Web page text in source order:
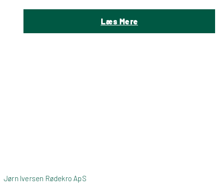
Læs Mere
Jørn Iversen Rødekro ApS